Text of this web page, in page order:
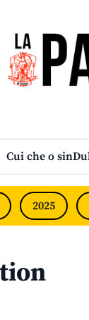
Cui che o sin
2025